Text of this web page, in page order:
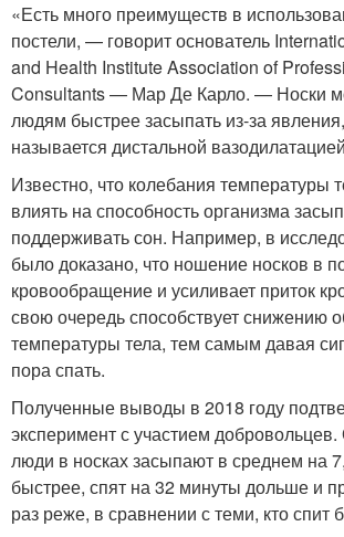
«Есть много преимуществ в
постели, — говорит основатель
and Health Institute Association of
Consultants — Мар Де Карло. — Носки
людям быстрее засыпать из-за
называется дистальной
Известно, что колебания температуры
влиять на способность организма
поддерживать сон. Например, в
было доказано, что ношение носков в
кровообращение и усиливает приток
свою очередь способствует снижению
температуры тела, тем самым давая
пора спать.
Полученные выводы в 2018 году
эксперимент с участием добровольцев.
люди в носках засыпают в среднем на
быстрее, спят на 32 минуты дольше и
раз реже, в сравнении с теми, кто спит